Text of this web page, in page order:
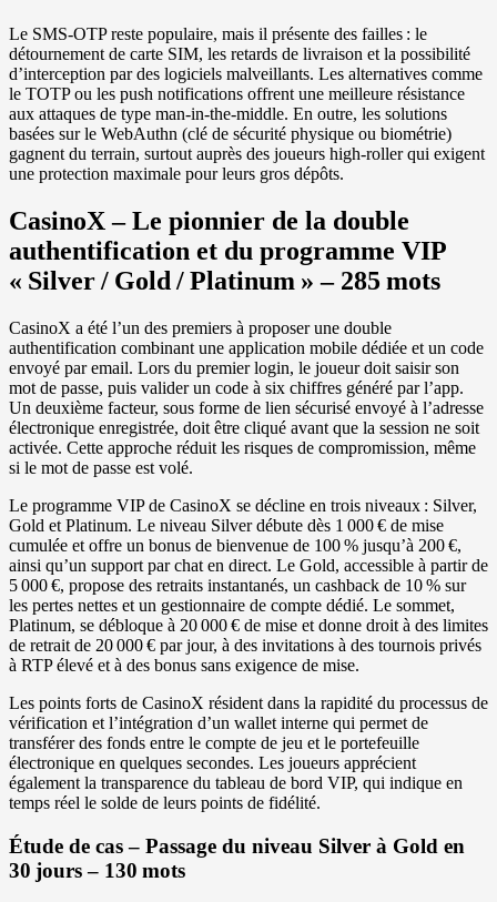
Le SMS‑OTP reste populaire, mais il présente des failles : le
détournement de carte SIM, les retards de livraison et la possibilité
d’interception par des logiciels malveillants. Les alternatives comme
le TOTP ou les push notifications offrent une meilleure résistance
aux attaques de type man‑in‑the‑middle. En outre, les solutions
basées sur le WebAuthn (clé de sécurité physique ou biométrie)
gagnent du terrain, surtout auprès des joueurs high‑roller qui exigent
une protection maximale pour leurs gros dépôts.
CasinoX – Le pionnier de la double
authentification et du programme VIP
« Silver / Gold / Platinum » – 285 mots
CasinoX a été l’un des premiers à proposer une double
authentification combinant une application mobile dédiée et un code
envoyé par email. Lors du premier login, le joueur doit saisir son
mot de passe, puis valider un code à six chiffres généré par l’app.
Un deuxième facteur, sous forme de lien sécurisé envoyé à l’adresse
électronique enregistrée, doit être cliqué avant que la session ne soit
activée. Cette approche réduit les risques de compromission, même
si le mot de passe est volé.
Le programme VIP de CasinoX se décline en trois niveaux : Silver,
Gold et Platinum. Le niveau Silver débute dès 1 000 € de mise
cumulée et offre un bonus de bienvenue de 100 % jusqu’à 200 €,
ainsi qu’un support par chat en direct. Le Gold, accessible à partir de
5 000 €, propose des retraits instantanés, un cashback de 10 % sur
les pertes nettes et un gestionnaire de compte dédié. Le sommet,
Platinum, se débloque à 20 000 € de mise et donne droit à des limites
de retrait de 20 000 € par jour, à des invitations à des tournois privés
à RTP élevé et à des bonus sans exigence de mise.
Les points forts de CasinoX résident dans la rapidité du processus de
vérification et l’intégration d’un wallet interne qui permet de
transférer des fonds entre le compte de jeu et le portefeuille
électronique en quelques secondes. Les joueurs apprécient
également la transparence du tableau de bord VIP, qui indique en
temps réel le solde de leurs points de fidélité.
Étude de cas – Passage du niveau Silver à Gold en
30 jours – 130 mots